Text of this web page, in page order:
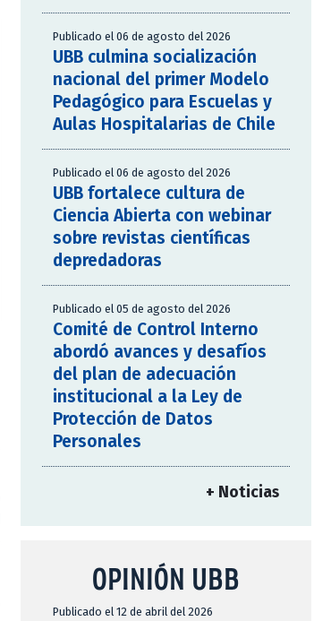
Publicado el 06 de agosto del 2026
UBB culmina socialización
nacional del primer Modelo
Pedagógico para Escuelas y
Aulas Hospitalarias de Chile
Publicado el 06 de agosto del 2026
UBB fortalece cultura de
Ciencia Abierta con webinar
sobre revistas científicas
depredadoras
Publicado el 05 de agosto del 2026
Comité de Control Interno
abordó avances y desafíos
del plan de adecuación
institucional a la Ley de
Protección de Datos
Personales
+ Noticias
OPINIÓN UBB
Publicado el 12 de abril del 2026